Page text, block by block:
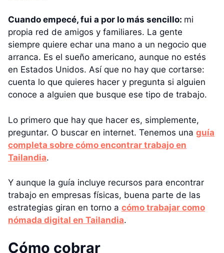
Cuando empecé, fui a por lo más sencillo: mi
propia red de amigos y familiares. La gente
siempre quiere echar una mano a un negocio que
arranca. Es el sueño americano, aunque no estés
en Estados Unidos. Así que no hay que cortarse:
cuenta lo que quieres hacer y pregunta si alguien
conoce a alguien que busque ese tipo de trabajo.
Lo primero que hay que hacer es, simplemente,
preguntar. O buscar en internet. Tenemos una guía
completa sobre cómo encontrar trabajo en
Tailandia.
Y aunque la guía incluye recursos para encontrar
trabajo en empresas físicas, buena parte de las
estrategias giran en torno a cómo trabajar como
nómada digital en Tailandia.
Cómo cobrar